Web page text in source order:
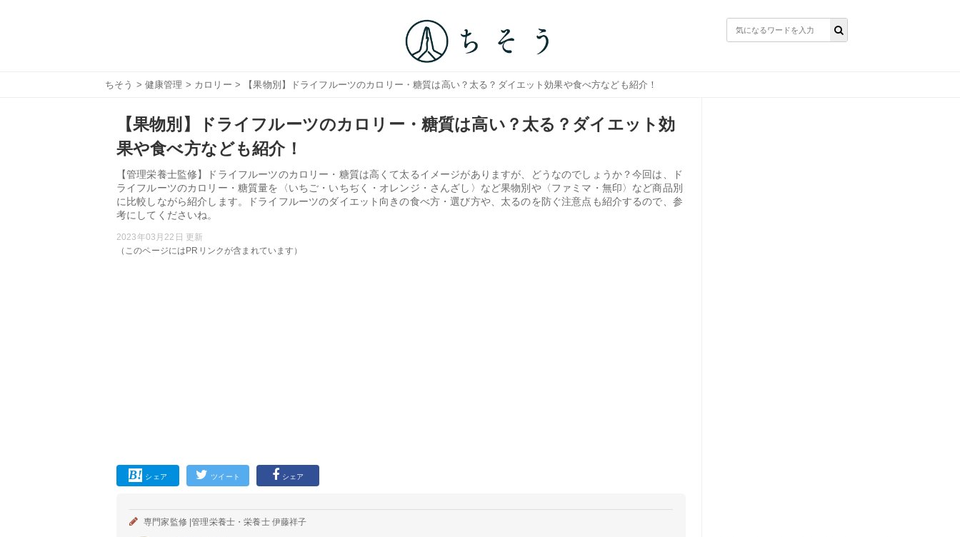
ちそう > 健康管理 > カロリー > 【果物別】ドライフルーツのカロリー・糖質は高い？太る？ダイエット効果や食べ方なども紹介！
【果物別】ドライフルーツのカロリー・糖質は高い？太る？ダイエット効
果や食べ方なども紹介！
【管理栄養士監修】ドライフルーツのカロリー・糖質は高くて太るイメージがありますが、どうなのでしょうか？今回は、ド
ライフルーツのカロリー・糖質量を〈いちご・いちぢく・オレンジ・さんざし〉など果物別や〈ファミマ・無印〉など商品別
に比較しながら紹介します。ドライフルーツのダイエット向きの食べ方・選び方や、太るのを防ぐ注意点も紹介するので、参
考にしてくださいね。
2023年03月22日 更新
（このページにはPRリンクが含まれています）
シェア ツイート シェア
専門家監修 |管理栄養士・栄養士 伊藤祥子